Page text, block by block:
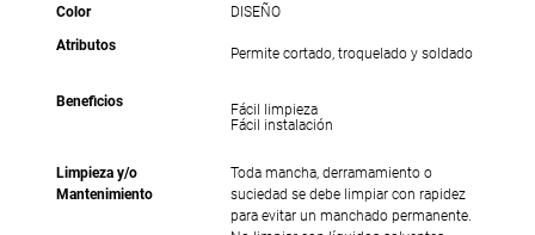
Color
DISEÑO
Atributos
Permite cortado, troquelado y soldado
Beneficios
Fácil limpieza
Fácil instalación
Limpieza y/o
Mantenimiento
Toda mancha, derramamiento o
suciedad se debe limpiar con rapidez
para evitar un manchado permanente.